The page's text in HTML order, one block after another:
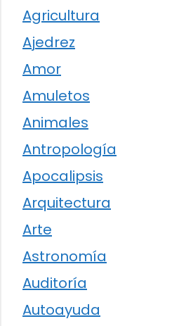
Agricultura
Ajedrez
Amor
Amuletos
Animales
Antropología
Apocalipsis
Arquitectura
Arte
Astronomía
Auditoría
Autoayuda